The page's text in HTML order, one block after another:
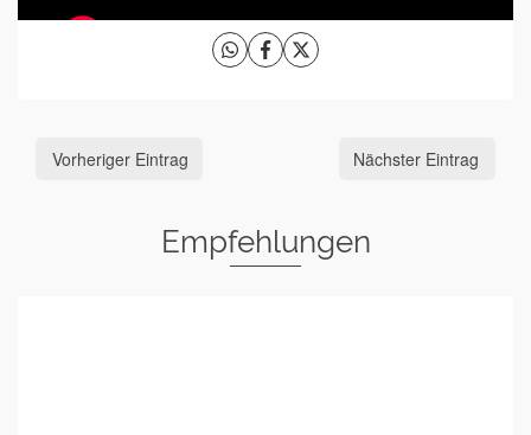
Vorheriger Eintrag Nächster Eintrag
Empfehlungen